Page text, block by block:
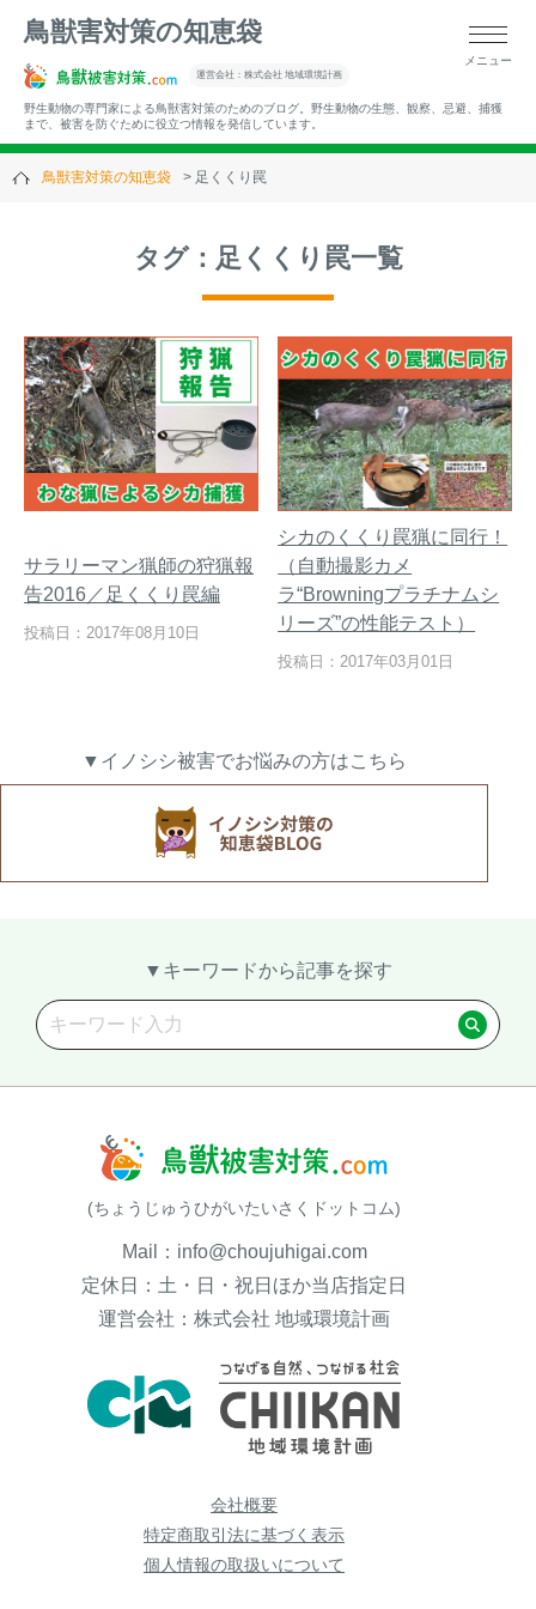
鳥獣害対策の知恵袋
運営会社：株式会社 地域環境計画
野生動物の専門家による鳥獣害対策のためのブログ。野生動物の生態、観察、忌避、捕獲
まで、被害を防ぐために役立つ情報を発信しています。
メニュー
▼キーワードから記事を探す
ハクビシン対策の決定版「ハ
メルマガ登録
お問い合わせ
ショップ
鳥獣害対策の知恵袋 足くくり罠
タグ：足くくり罠一覧
サラリーマン猟師の狩猟報
告2016／足くくり罠編
投稿日：2017年08月10日
シカのくくり罠猟に同行！
（自動撮影カメ
ラ“Browningプラチナムシ
リーズ”の性能テスト）
投稿日：2017年03月01日
▼イノシシ被害でお悩みの方はこちら
▼キーワードから記事を探す
(ちょうじゅうひがいたいさくドットコム)
Mail：info@choujuhigai.com
定休日：土・日・祝日ほか当店指定日
運営会社：株式会社 地域環境計画
会社概要
特定商取引法に基づく表示
個人情報の取扱いについて